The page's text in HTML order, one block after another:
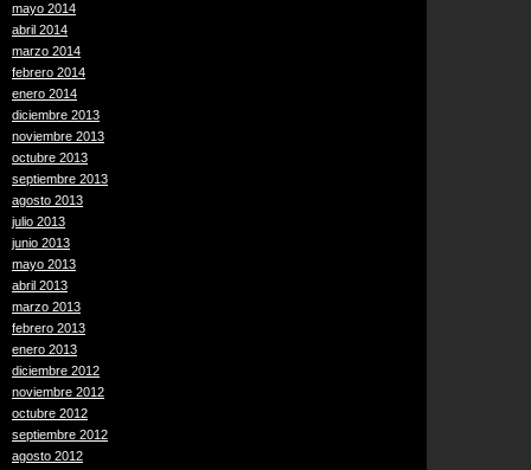
mayo 2014
abril 2014
marzo 2014
febrero 2014
enero 2014
diciembre 2013
noviembre 2013
octubre 2013
septiembre 2013
agosto 2013
julio 2013
junio 2013
mayo 2013
abril 2013
marzo 2013
febrero 2013
enero 2013
diciembre 2012
noviembre 2012
octubre 2012
septiembre 2012
agosto 2012